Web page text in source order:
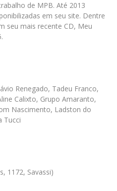
de MPB. Até 2013
em seu site. Dentre
seu mais recente CD, Meu
Renegado, Tadeu Franco,
Calixto, Grupo Amaranto,
Nascimento, Ladston do
Tucci
1172, Savassi)